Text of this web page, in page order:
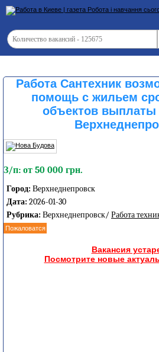
Работа Сантехник
помощь с жильем
объектов выплаты
З/п: от 50 000 грн.
Город: Верхнеднепровск
Дата: 2026-01-30
Рубрика: Верхнеднепровск/ Работа
Пожаловатся
Вакансия
Посмотрите новые